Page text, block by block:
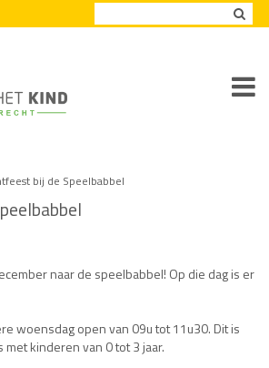
gaan
bij de Speelbabbel
naar de speelbabbel! Op die dag is er
woensdag open van 09u tot 11u30. Dit is
kinderen van 0 tot 3 jaar.